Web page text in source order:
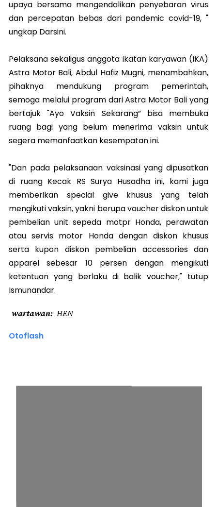
upaya bersama mengendalikan penyebaran virus
dan percepatan bebas dari pandemic covid-19, "
ungkap Darsini.
Pelaksana sekaligus anggota ikatan karyawan (IKA)
Astra Motor Bali, Abdul Hafiz Mugni, menambahkan,
pihaknya mendukung program pemerintah,
semoga melalui program dari Astra Motor Bali yang
bertajuk "Ayo Vaksin Sekarang” bisa membuka
ruang bagi yang belum menerima vaksin untuk
segera memanfaatkan kesempatan ini.
"Dan pada pelaksanaan vaksinasi yang dipusatkan
di ruang Kecak RS Surya Husadha ini, kami juga
memberikan special give khusus yang telah
mengikuti vaksin, yakni berupa voucher diskon untuk
pembelian unit sepeda motpr Honda, perawatan
atau servis motor Honda dengan diskon khusus
serta kupon diskon pembelian accessories dan
apparel sebesar 10 persen dengan mengikuti
ketentuan yang berlaku di balik voucher," tutup
Ismunandar.
wartawan HEN
Otoflash